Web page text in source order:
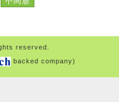
reserved.
backed company)